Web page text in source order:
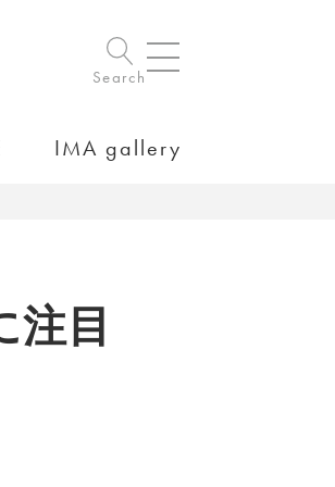
Search
IMA gallery
注目